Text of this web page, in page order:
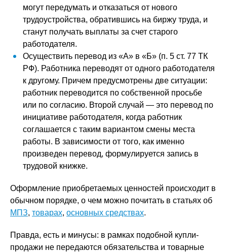
могут передумать и отказаться от нового
трудоустройства, обратившись на биржу труда, и
станут получать выплаты за счет старого
работодателя.
Осуществить перевод из «А» в «Б» (п. 5 ст. 77 ТК
РФ). Работника переводят от одного работодателя
к другому. Причем предусмотрены две ситуации:
работник переводится по собственной просьбе
или по согласию. Второй случай — это перевод по
инициативе работодателя, когда работник
соглашается с таким вариантом смены места
работы. В зависимости от того, как именно
произведен перевод, формулируется запись в
трудовой книжке.
Оформление приобретаемых ценностей происходит в
обычном порядке, о чем можно почитать в статьях об
МПЗ, товарах, основных средствах.
Правда, есть и минусы: в рамках подобной купли-
продажи не передаются обязательства и товарные